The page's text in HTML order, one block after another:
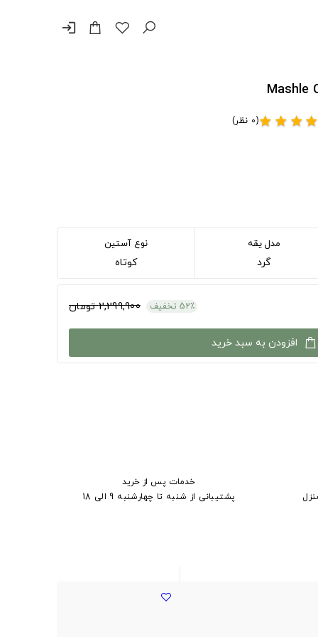
login
star
star
star
star(0 نظر)
مدل یقه
گرد
نوع آستین
کوتاه
52٪ تخفیف 2,299,900 تومان
افزودن به سبد خرید
خدمات پس از خرید
پشتیبانی از شنبه تا چهارشنبه 9 الی 18